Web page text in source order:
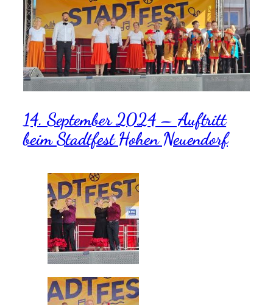
14. September 2024 – Auftritt
beim Stadtfest Hohen Neuendorf